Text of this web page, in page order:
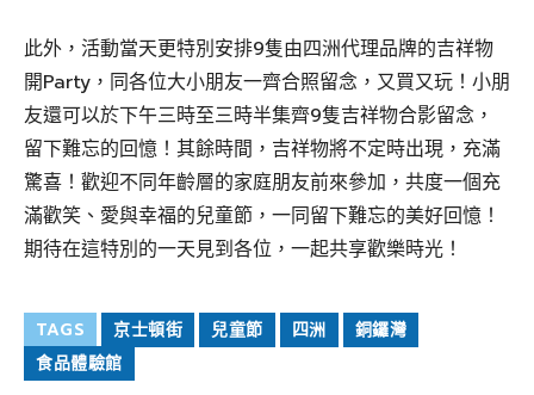
此外，活動當天更特別安排9隻由四洲代理品牌的吉祥物
開Party，同各位大小朋友一齊合照留念，又買又玩！小朋
友還可以於下午三時至三時半集齊9隻吉祥物合影留念，
留下難忘的回憶！其餘時間，吉祥物將不定時出現，充滿
驚喜！歡迎不同年齡層的家庭朋友前來參加，共度一個充
滿歡笑、愛與幸福的兒童節，一同留下難忘的美好回憶！
期待在這特別的一天見到各位，一起共享歡樂時光！
TAGS 京士頓街 兒童節 四洲
銅鑼灣
食品體驗館